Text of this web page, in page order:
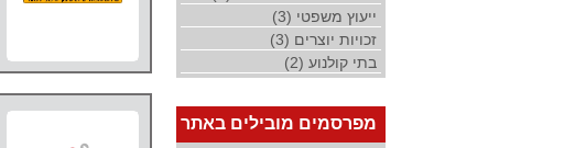
ייעוץ משפטי (3)
זכויות יוצרים (3)
בתי קולנוע (2)
מפרסמים מובילים באתר